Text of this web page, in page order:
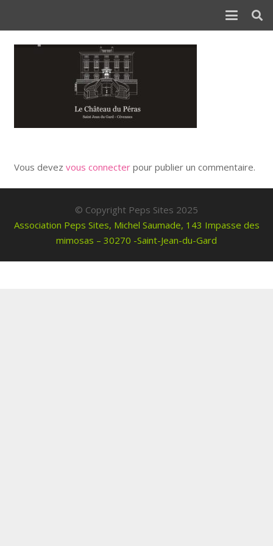
Vous devez vous connecterpour publier un commentaire.
© Copyright Peps Sites 2025
Association Peps Sites, Michel Saumade, 143 Impasse des
mimosas – 30270 -Saint-Jean-du-Gard